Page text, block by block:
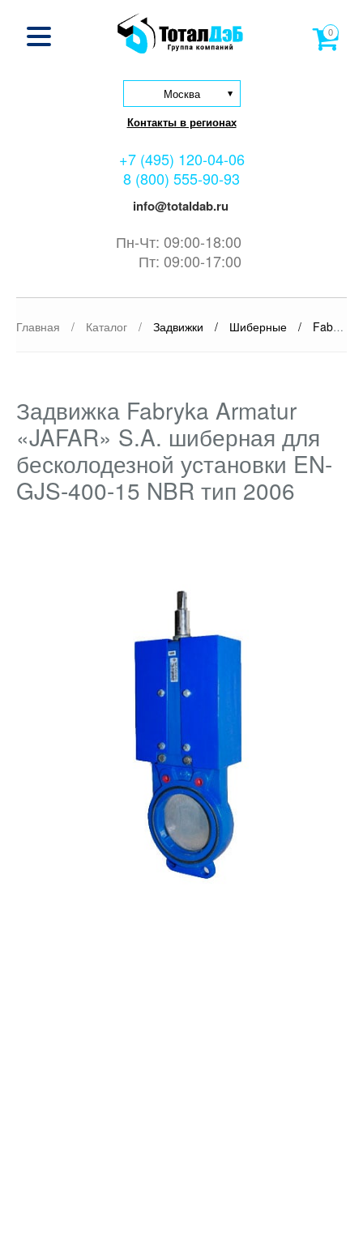
Москва
Контакты в регионах
+7 (495) 120-04-06
8 (800) 555-90-93
info@totaldab.ru
Пн-Чт: 09:00-18:00
Пт: 09:00-17:00
0
Главная / Каталог / Задвижки / Шиберные / Fabryka Armatur «JAFAR» S.A.
Задвижка Fabryka Armatur
«JAFAR» S.A. шиберная для
бесколодезной установки EN-
GJS-400-15 NBR тип 2006